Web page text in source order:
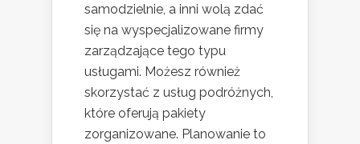
samodzielnie, a inni wolą zdać
się na wyspecjalizowane firmy
zarządzające tego typu
usługami. Możesz również
skorzystać z usług podróżnych,
które oferują pakiety
zorganizowane. Planowanie to